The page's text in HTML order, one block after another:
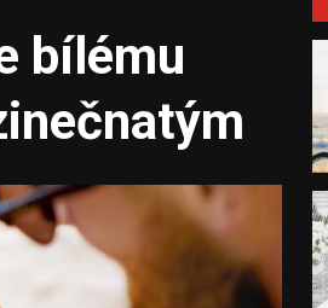
bílému